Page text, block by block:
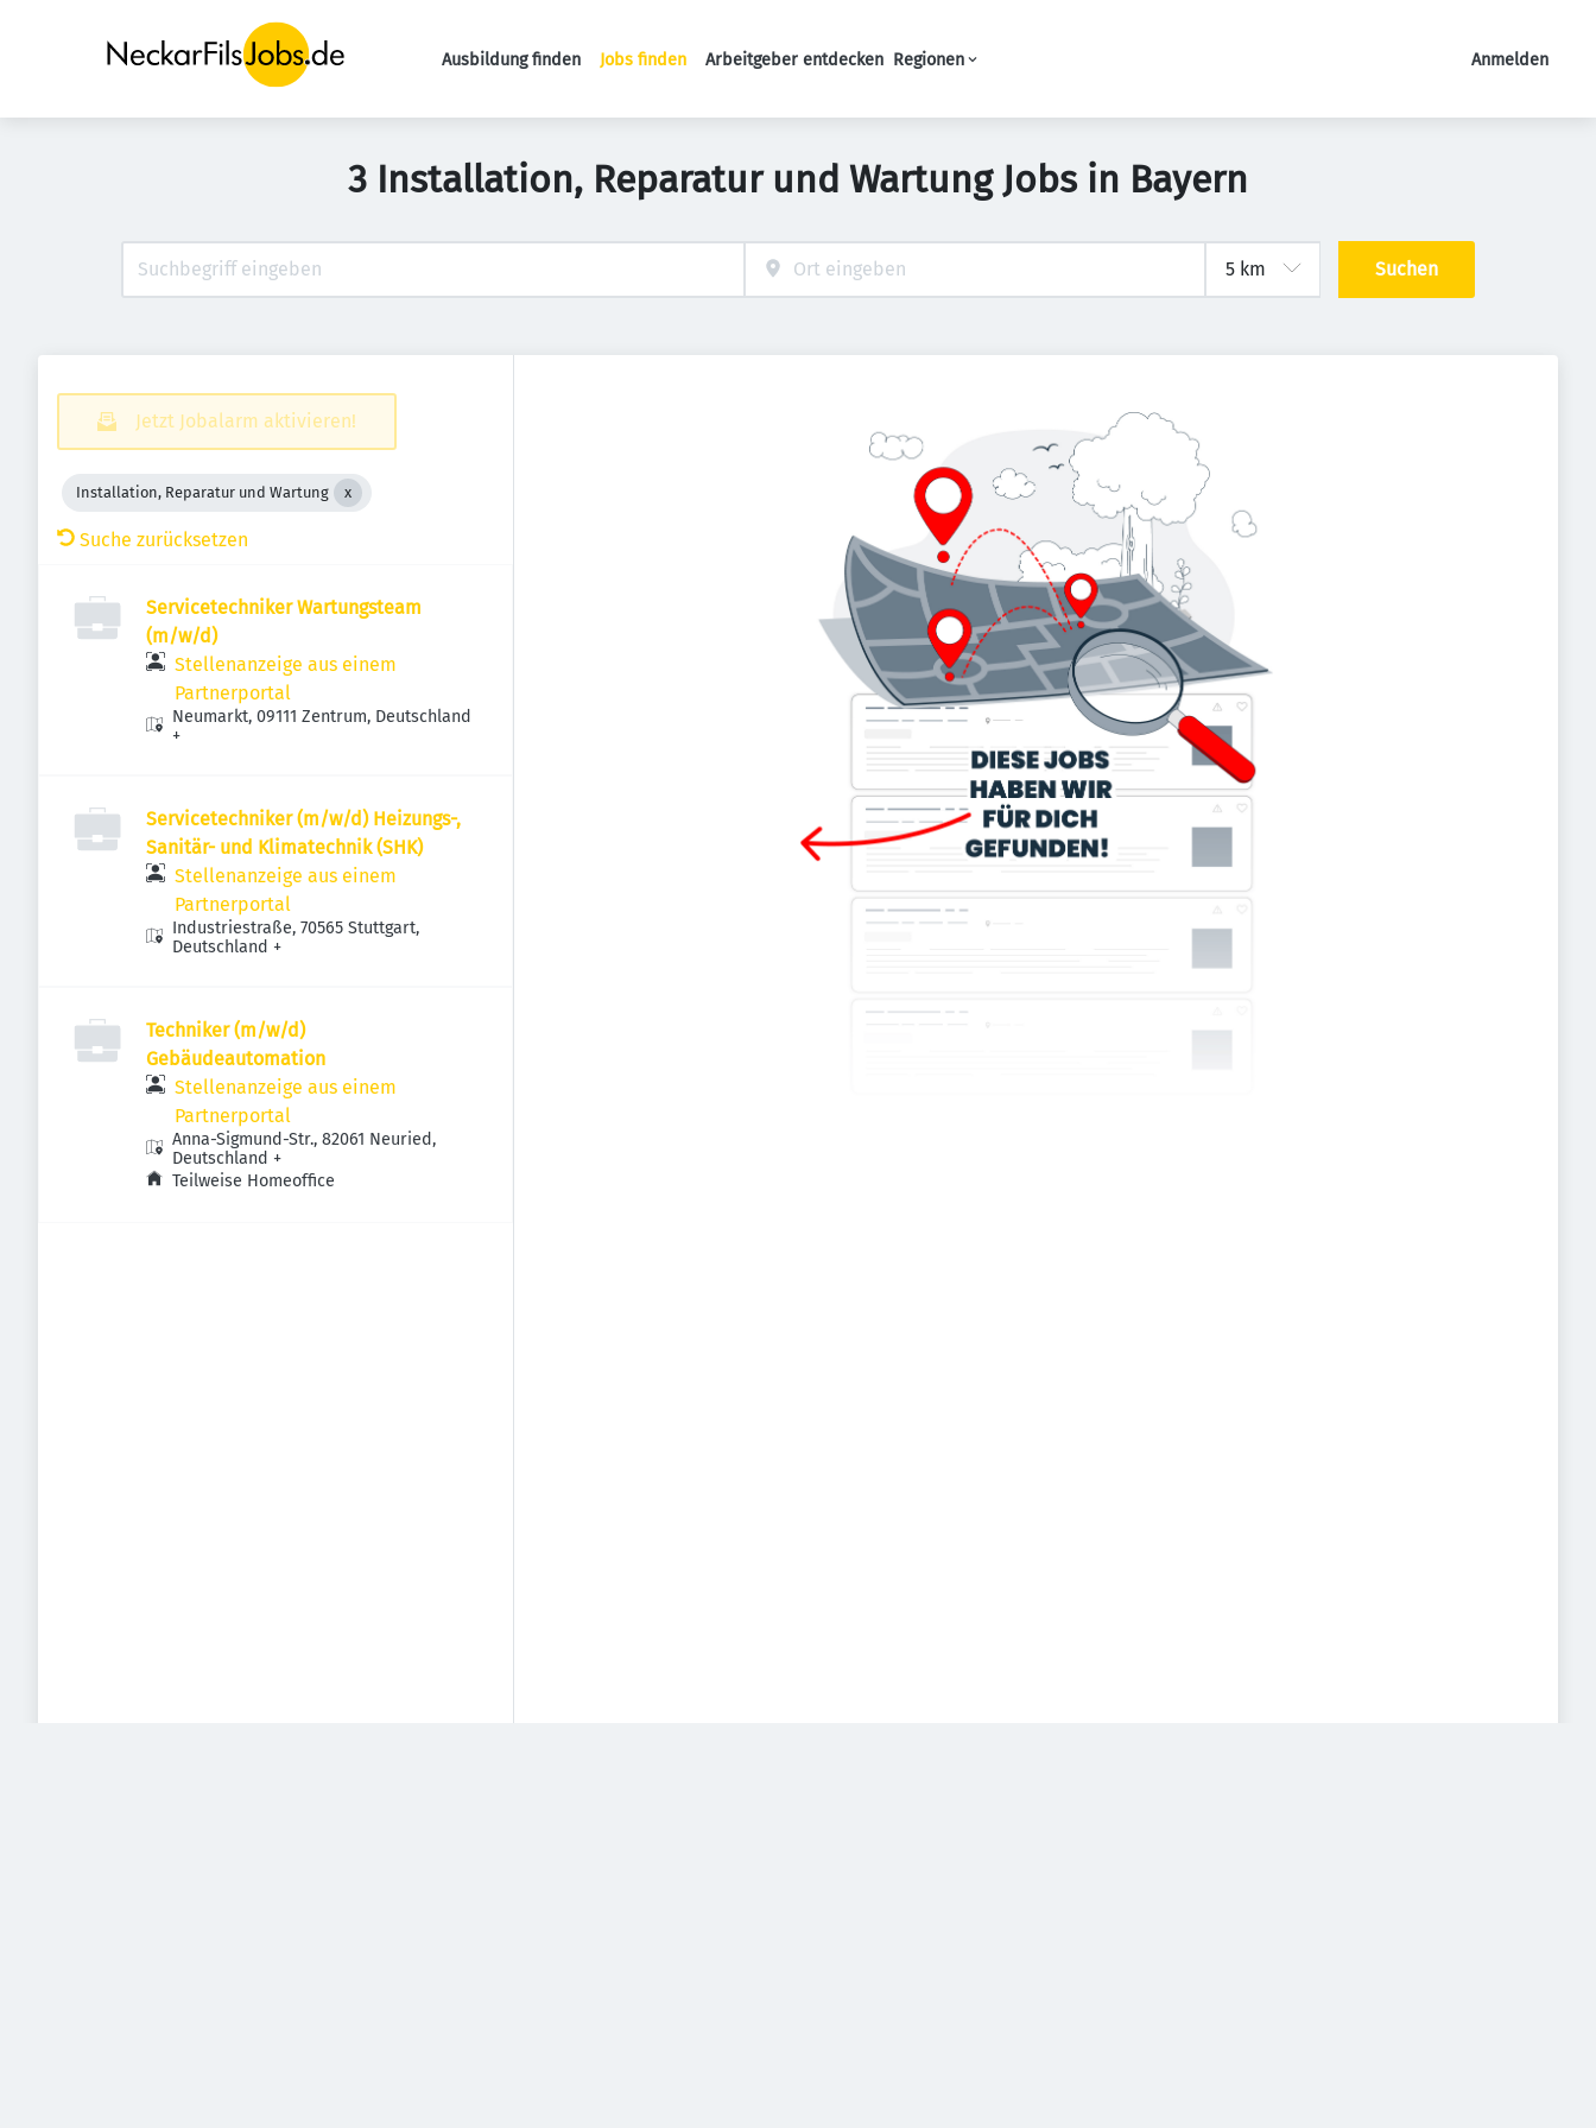
Haupt-Navigation
Ausbildung finden Jobs finden Arbeitgeber entdecken Regionen Anmelden
3 Installation, Reparatur und Wartung Jobs in Bayern
Suchen
Jetzt Jobalarm aktivieren!
Installation, Reparatur und Wartung
Suche zurücksetzen
Servicetechniker Wartungsteam
(m/w/d)
Stellenanzeige aus einem
Partnerportal
Neumarkt, 09111 Zentrum, Deutschland
+
Servicetechniker (m/w/d) Heizungs-,
Sanitär- und Klimatechnik (SHK)
Stellenanzeige aus einem
Partnerportal
Industriestraße, 70565 Stuttgart,
Deutschland +
Techniker (m/w/d)
Gebäudeautomation
Stellenanzeige aus einem
Partnerportal
Anna-Sigmund-Str., 82061 Neuried,
Deutschland +
Teilweise Homeoffice